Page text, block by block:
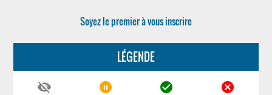
Soyez le premier à vous inscrire
LÉGENDE
visibility_off pause_circle_filled check_circle cancel